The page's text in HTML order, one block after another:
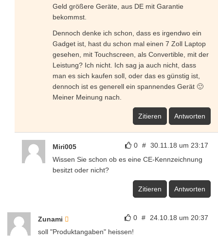
Geld größere Geräte, aus DE mit Garantie
bekommst.
Dennoch denke ich schon, dass es irgendwo ein
Gadget ist, hast du schon mal einen 7 Zoll Laptop
gesehen, mit Touchscreen, als Convertible, mit der
Leistung? Ich nicht. Ich sag ja auch nicht, dass
man es sich kaufen soll, oder das es günstig ist,
dennoch ist es generell ein spannendes Gerät 🙂
Meiner Meinung nach.
Zitieren Antworten
0 # 30.11.18 um 23:17
Miri005
Wissen Sie schon ob es eine CE-Kennzeichnung
besitzt oder nicht?
Zitieren Antworten
0 # 24.10.18 um 20:37
Zunami
soll "Produktangaben" heissen!